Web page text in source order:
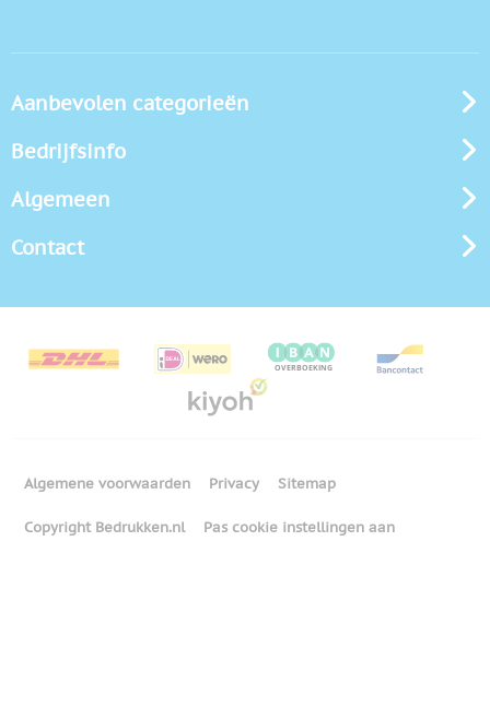
Aanbevolen categorieën
Bedrijfsinfo
Algemeen
Contact
Algemene voorwaarden Privacy Sitemap
Copyright Bedrukken.nl Pas cookie instellingen aan